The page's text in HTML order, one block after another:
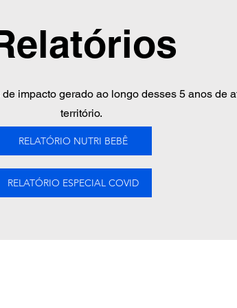
transição para a vida adulta.
matriculados em instituições
treinamento e aquisição de habilidades
superando os desafios que enfrentam e
impacto gerado ao longo desses 5 anos de
território.
RELATÓRIO NUTRI BEBÊ
RELATÓRIO ESPECIAL COVID